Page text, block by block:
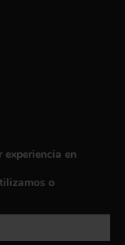
en
o